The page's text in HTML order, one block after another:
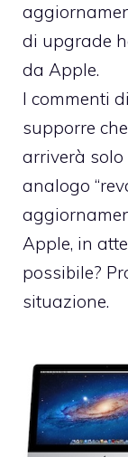
di upgrade
da Apple.
I commenti
supporre
arriverà solo
analogo
Apple, in
possibile?
situazione.